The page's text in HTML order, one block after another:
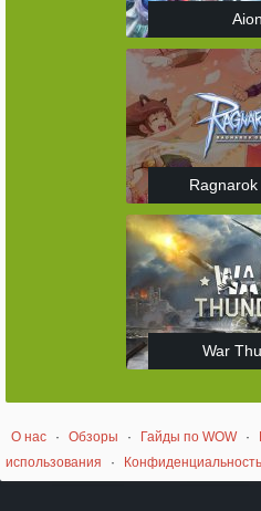
Aion
War
О нас · Обзоры · Гайды по WOW ·
использования
· Конфиденциальность